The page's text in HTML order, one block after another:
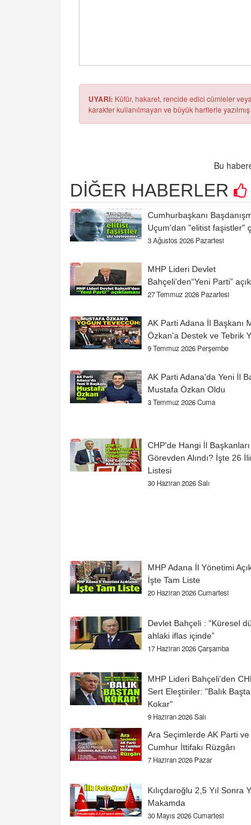
UYARI: Küfür, hakaret, rencide edici cümleler
karakter kullanılmayan ve büyük harflerle
Bu
DİĞER HABERLER
Cumhurbaşkanı
Uçum'dan "elitist faşistler"
3 Ağustos 2026 Pazartesi
MHP Lideri Devlet
Bahçeli’den“Yeni Parti”
27 Temmuz 2026 Pazartesi
AK Parti Adana İl Başkanı
Özkan'a Destek ve Tebrik
9 Temmuz 2026 Perşembe
AK Parti Adana'da Yeni İl
Mustafa Özkan Oldu
3 Temmuz 2026 Cuma
CHP'de Hangi İl Başkanları
Görevden Alındı? İşte 26
Listesi
30 Haziran 2026 Salı
MHP Adana İl Yönetimi
İşte Tam Liste
20 Haziran 2026 Cumartesi
Devlet Bahçeli : “Küresel
ahlaki iflas içinde”
17 Haziran 2026 Çarşamba
MHP Lideri Bahçeli'den
Sert Eleştiriler: "Balık
Kokar"
9 Haziran 2026 Salı
Ara Seçimlerde AK Parti ve
Cumhur İttifakı Rüzgârı
7 Haziran 2026 Pazar
Kılıçdaroğlu 2,5 Yıl Sonra
Makamda
30 Mayıs 2026 Cumartesi